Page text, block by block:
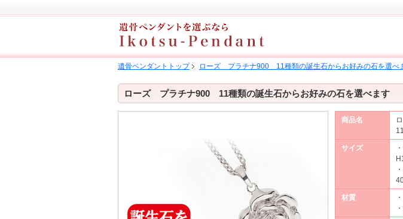
遺骨ペンダントトップ ローズ プラチナ900 11種類の誕生石からお好みの石を選べ
ローズ プラチナ900 11種類の誕生石からお好みの石を選べます
商品名
サイズ
材質